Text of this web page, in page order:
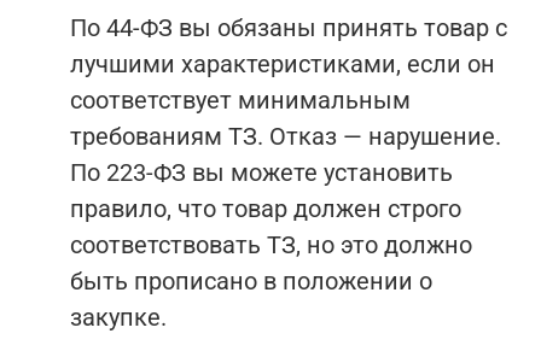
По 44-ФЗ вы обязаны принять товар с
лучшими характеристиками, если он
соответствует минимальным
требованиям ТЗ. Отказ — нарушение.
По 223-ФЗ вы можете установить
правило, что товар должен строго
соответствовать ТЗ, но это должно
быть прописано в положении о
закупке.